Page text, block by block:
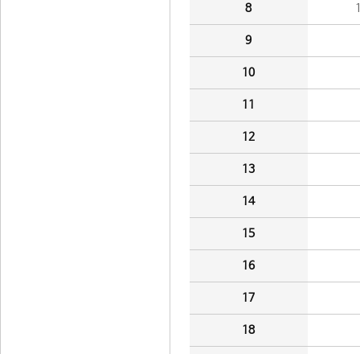
8
9
10
11
12
13
14
15
16
17
18